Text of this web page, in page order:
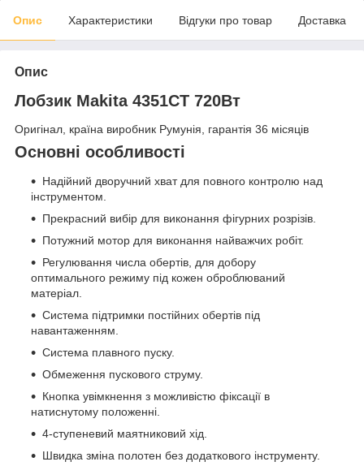
Опис Характеристики Відгуки про товар Доставка
Опис
Лобзик Makita 4351CT 720Вт
Оригінал, країна виробник Румунія, гарантія 36 місяців
Основні особливості
Надійний дворучний хват для повного контролю над
інструментом.
Прекрасний вибір для виконання фігурних розрізів.
Потужний мотор для виконання найважчих робіт.
Регулювання числа обертів, для добору
оптимального режиму під кожен оброблюваний
матеріал.
Система підтримки постійних обертів під
навантаженням.
Система плавного пуску.
Обмеження пускового струму.
Кнопка увімкнення з можливістю фіксації в
натиснутому положенні.
4-ступеневий маятниковий хід.
Швидка зміна полотен без додаткового інструменту.